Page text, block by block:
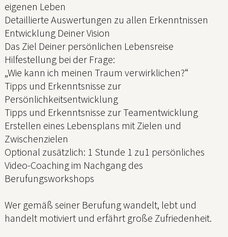
eigenen Leben
Detaillierte Auswertungen zu allen Erkenntnissen
Entwicklung Deiner Vision
Das Ziel Deiner persönlichen Lebensreise
Hilfestellung bei der Frage:
„Wie kann ich meinen Traum verwirklichen?“
Tipps und Erkenntsnisse zur
Persönlichkeitsentwicklung
Tipps und Erkenntsnisse zur Teamentwicklung
Erstellen eines Lebensplans mit Zielen und
Zwischenzielen
Optional zusätzlich: 1 Stunde 1 zu1 persönliches
Video-Coaching im Nachgang des
Berufungsworkshops
Wer gemäß seiner Berufung wandelt, lebt und
handelt motiviert und erfährt große Zufriedenheit.